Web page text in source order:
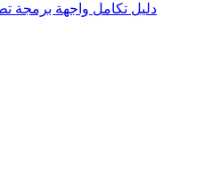
دليل تكامل واجهة برمجة